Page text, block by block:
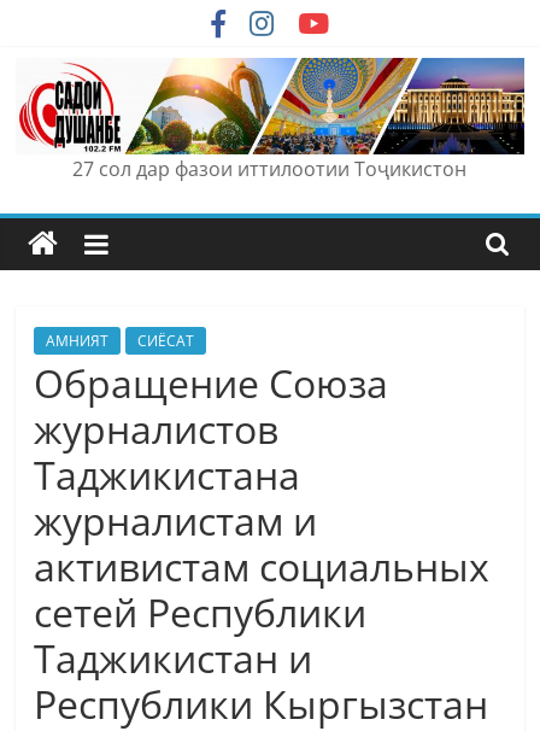
content
27 сол дар фазои иттилоотии Тоҷикистон
АМНИЯТ СИЁСАТ
Обращение Союза
журналистов
Таджикистана
журналистам и
активистам социальных
сетей Республики
Таджикистан и
Республики Кыргызстан